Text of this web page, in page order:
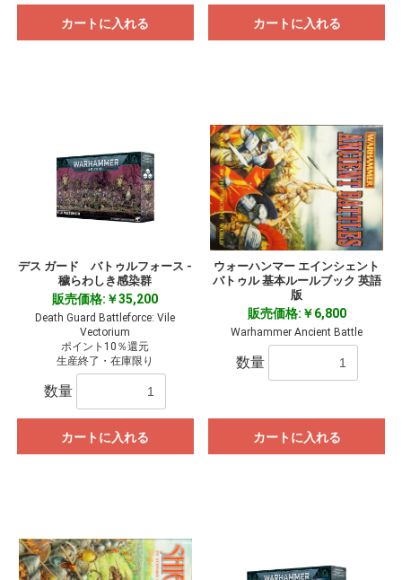
カートに入れる カートに入れる
デス ガード バトゥルフォース -
穢らわしき感染群
販売価格:￥35,200
Death Guard Battleforce: Vile
Vectorium
ポイント10％還元
生産終了・在庫限り
数量
カートに入れる
ウォーハンマー エインシェント
バトゥル 基本ルールブック 英語
版
販売価格:￥6,800
Warhammer Ancient Battle
数量
カートに入れる